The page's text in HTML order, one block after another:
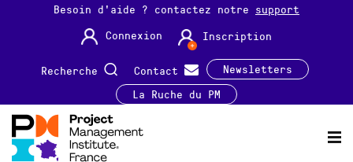
Besoin d'aide ? contactez notre support
Connexion
Inscription
Recherche Contact
Newsletters
La Ruche du PM